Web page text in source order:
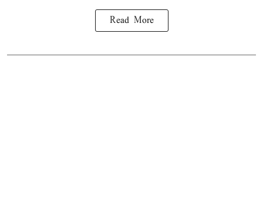
Read More